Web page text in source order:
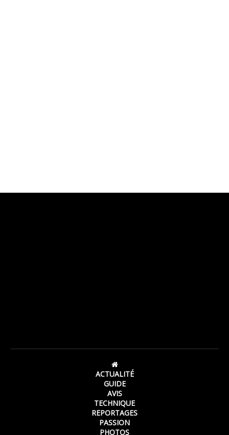
ACTUALITÉ
GUIDE
AVIS
TECHNIQUE
REPORTAGES
PASSION
PHOTOS